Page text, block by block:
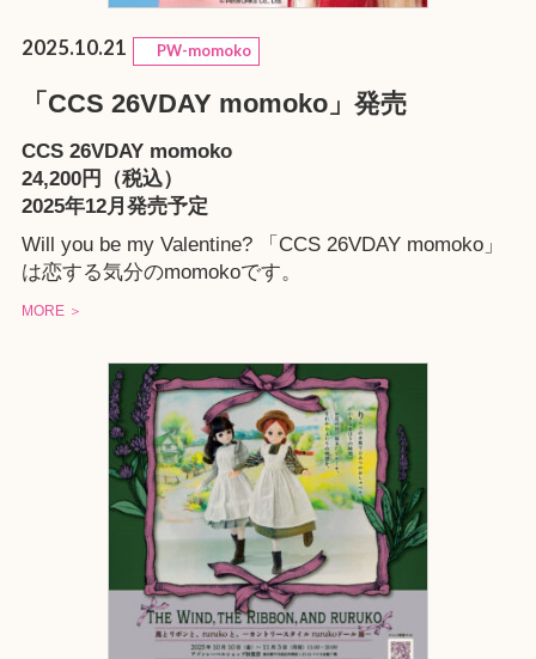
2025.10.21 PW-momoko
「CCS 26VDAY momoko」発売
CCS 26VDAY momoko
24,200円（税込）
2025年12月発売予定
Will you be my Valentine? 「CCS 26VDAY momoko」
は恋する気分のmomokoです。
MORE ＞